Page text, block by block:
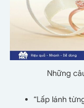
Những
“Lấp lánh